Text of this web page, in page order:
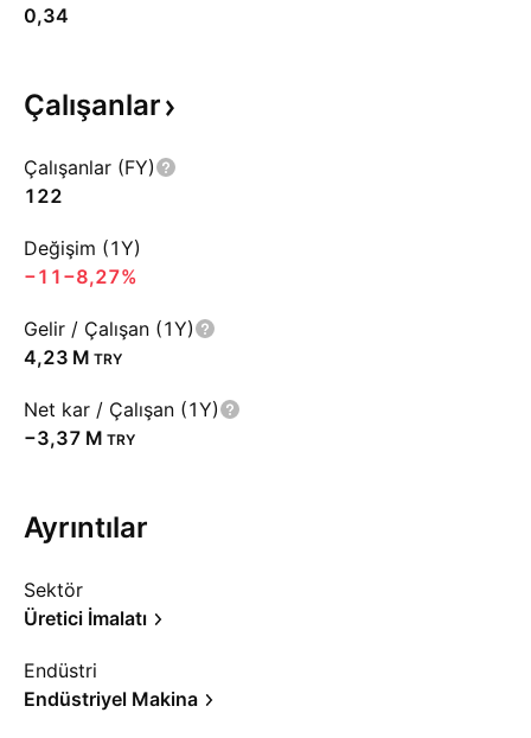
0,34
Çalışanlar
Çalışanlar (FY)
122
Değişim (1Y)
−11 −8,27%
Gelir / Çalışan (1Y)
‪4,23 M‬ TRY
Net kar / Çalışan (1Y)
‪−3,37 M‬ TRY
Ayrıntılar
Sektör
Üretici İmalatı
Endüstri
Endüstriyel Makina